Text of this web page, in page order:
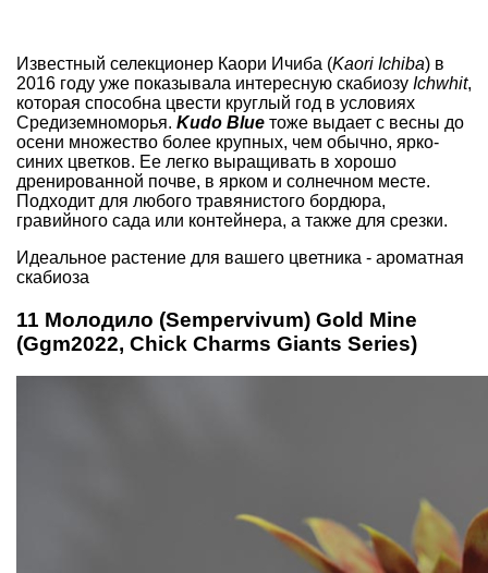
Известный селекционер Каори Ичиба (Kaori Ichiba) в
2016 году уже показывала интересную скабиозу Ichwhit,
которая способна цвести круглый год в условиях
Средиземноморья. Kudo Blue тоже выдает с весны до
осени множество более крупных, чем обычно, ярко-
синих цветков. Ее легко выращивать в хорошо
дренированной почве, в ярком и солнечном месте.
Подходит для любого травянистого бордюра,
гравийного сада или контейнера, а также для срезки.
Идеальное растение для вашего цветника - ароматная
скабиоза
11 Молодило (Sempervivum) Gold Mine
(Ggm2022, Chick Charms Giants Series)